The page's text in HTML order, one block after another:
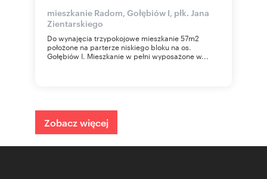
mieszkanie Radom, Gołębiów I, płk. Jana
Zientarskiego
Do wynajęcia trzypokojowe mieszkanie 57m2
położone na parterze niskiego bloku na os.
Gołębiów I. Mieszkanie w pełni wyposażone w...
Zobacz więcej